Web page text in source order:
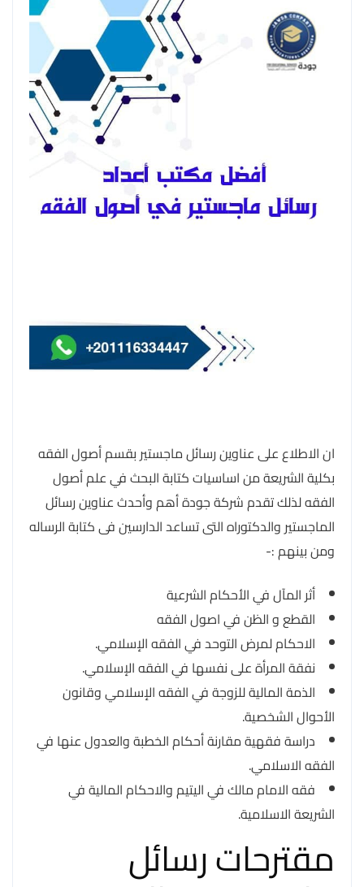
ان الاطلاع على عناوين رسائل ماجستير بقسم أصول الفقه
بكلية الشريعة من اساسيات كتابة البحث في علم أصول
الفقه لذلك تقدم شركة جودة أهم وأحدث عناوين رسائل
الماجستير والدكتوراه التى تساعد الدارسين فى كتابة الرساله
ومن بينهم :-
أثر المآل في الأحكام الشرعية
القطع و الظن في اصول الفقه
الاحكام لمرض التوحد في الفقه الإسلامي.
نفقة المرأة على نفسها في الفقه الإسلامي.
الذمة المالية للزوجة في الفقه الإسلامي وقانون
الأحوال الشخصية.
دراسة فقهية مقارنة أحكام الخطبة والعدول عنها في
الفقه الاسلامي.
فقه الامام مالك في اليتيم والاحكام المالية في
الشريعة الاسلامية.
مقترحات رسائل